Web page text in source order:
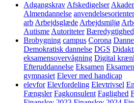
Adgangskrav Afskedigelser
Almendannelse
arb Arbejdsglæde Arbejdsmiljø
Autisme Autoriteter Bæredygtighed
Brobygning campus Corona
Demokratisk dannelse DGS
eksamensovervågning Digital
Efteruddannelse Eksamen
gymnasiet Elever med handicap
elevfor Elevfordeling Elevtrivsel
Fængsler Fagkonsulent Faglighed